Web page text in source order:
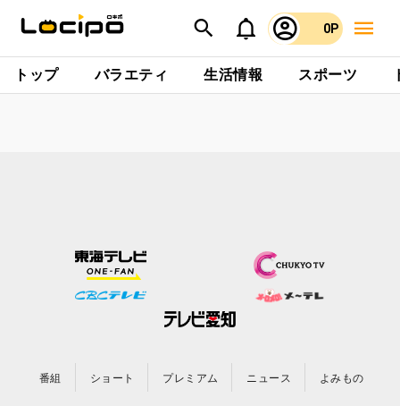
0P
トップ バラエティ 生活情報 スポーツ
番組 ショート プレミアム ニュース よみもの